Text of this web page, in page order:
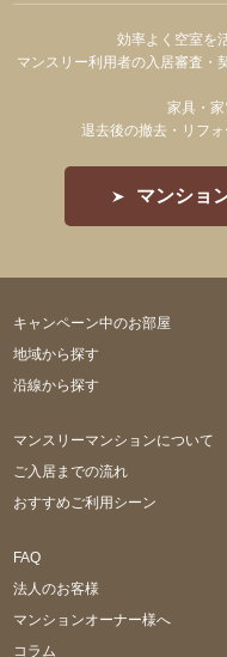
効率よく空室を
マンスリー利用者の入居審査・
家具・家
退去後の撤去・リフ
マンショ
キャンペーン中のお部屋
地域から探す
沿線から探す
マンスリーマンションについて
ご入居までの流れ
おすすめご利用シーン
FAQ
法人のお客様
マンションオーナー様へ
コラム